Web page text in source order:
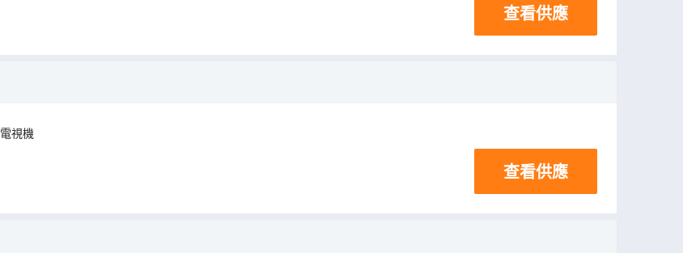
查看供應
電視機
查看供應